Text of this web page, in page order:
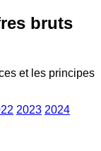
bruts
et les principes
2023 2024